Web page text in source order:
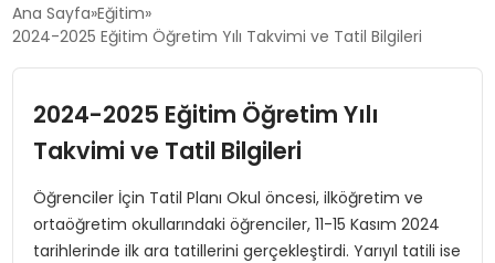
SIYASET
SPOR
Ana Sayfa Eğitim
2024-2025 Eğitim Öğretim Yılı Takvimi ve Tatil Bilgileri
2024-2025 Eğitim Öğretim Yılı
Takvimi ve Tatil Bilgileri
Öğrenciler İçin Tatil Planı Okul öncesi, ilköğretim ve
ortaöğretim okullarındaki öğrenciler, 11-15 Kasım 2024
tarihlerinde ilk ara tatillerini gerçekleştirdi. Yarıyıl tatili ise